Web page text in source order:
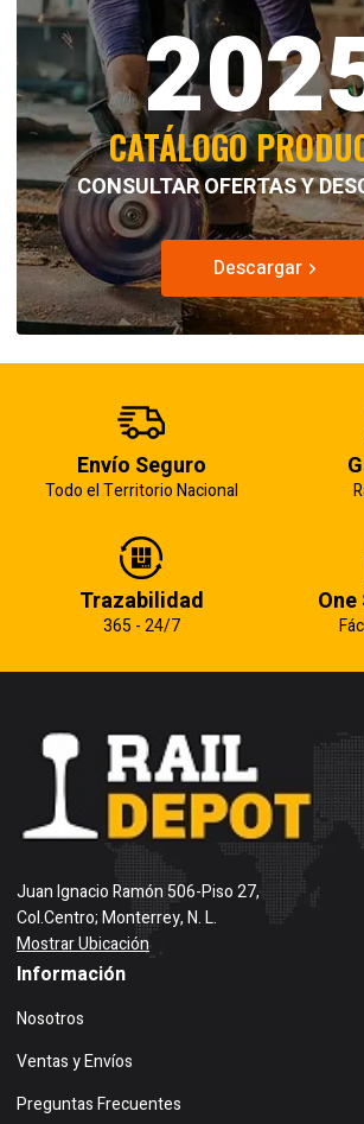
CATÁLOGO
CONSULTAR OFERTAS Y
Descargar
Envío Seguro
Todo el Territorio Nacional
Trazabilidad
365 - 24/7
Juan Ignacio Ramón 506-Piso 27,
Col.Centro; Monterrey, N. L.
Mostrar Ubicación
Información
Nosotros
Ventas y Envíos
Preguntas Frecuentes